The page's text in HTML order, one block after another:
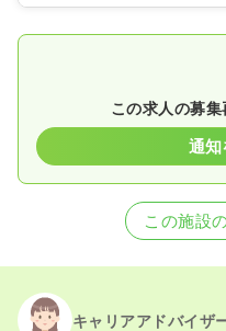
2026/03/03正・准看護師の
正・准看護師の募
正・准看護師の募
正・准看護師の募
2024/07/04正・准看護師の
2023/08/01正・准看護師の
2023/06/09
正・准看護師の
2023/03/28
准看護師の募集
この求人の募
通知
この施設
キャリアアドバイザ